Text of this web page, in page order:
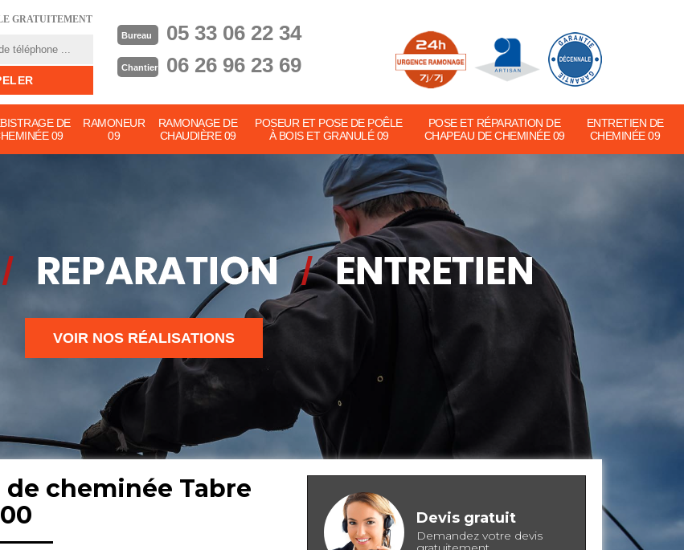
GRATUITEMENT
Bureau 05 33 06 22 34
Chantier 06 26 96 23 69
DE
09
RAMONEUR
09
RAMONAGE DE
CHAUDIÈRE 09
POSEUR ET POSE DE POÊLE
À BOIS ET GRANULÉ 09
POSE ET RÉPARATION DE
CHAPEAU DE CHEMINÉE 09
ENTRETIEN DE
CHEMINÉE 09
VOIR NOS RÉALISATIONS
cheminée Tabre
Devis gratuit
Demandez votre devis